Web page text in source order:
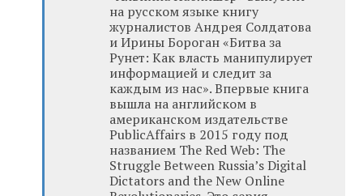
на русском языке книгу
журналистов Андрея Солдатова
и Ирины Бороган «Битва за
Рунет: Как власть манипулирует
информацией и следит за
каждым из нас». Впервые книга
вышла на английском в
американском издательстве
PublicAffairs в 2015 году под
названием The Red Web: The
Struggle Between Russiaʼs Digital
Dictators and the New Online